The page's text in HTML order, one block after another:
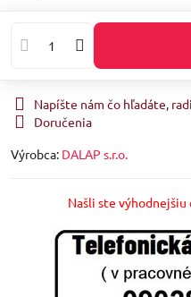
Napíšte nám čo hľadáte,
Doručenia
Výrobca: DALAP s.r.o.
Našli ste výhodnejšiu